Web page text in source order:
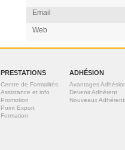
Email
Web
PRESTATIONS
Centre de Formalités
Assistance et info
Promotion
Point Export
Formation
ADHÉSION
Avantages
Devenir Adhérent
Nouveaux